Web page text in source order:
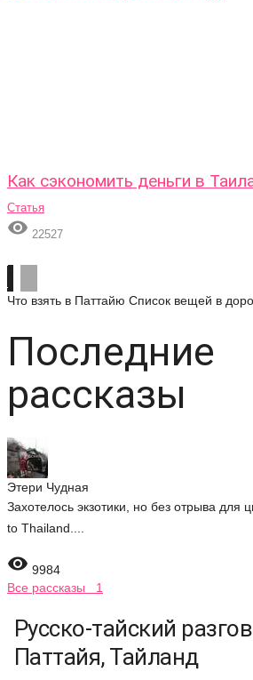
Как сэкономить деньги в
Статья
 22527
Что взять в Паттайю Список вещей в
Последние
рассказы
Этери Чудная
Захотелось экзотики, но без отрыва для
to Thailand....
 9984
Все рассказы 1
Русско-тайский
Паттайя, Тайланд